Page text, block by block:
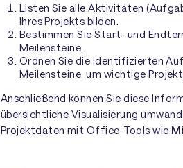
Listen Sie alle Aktivitäten
Ihres Projekts bilden.
Bestimmen Sie Start- und
Meilensteine.
Ordnen Sie die identifizierten
Meilensteine, um wichtige
Anschließend können Sie diese
übersichtliche Visualisierung
Projektdaten mit Office-Tools wie